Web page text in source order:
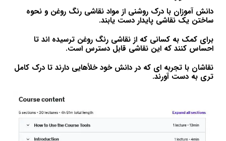
دانش آموزان با درک روشنی از مواد نقاشی رنگ روغن و نحوه
ساختن یک نقاشی پایدار دست یابند.
برای کمک به کسانی که از نقاشی رنگ روغن ترسیده اند تا
احساس کنند که این نقاشی قابل دسترس است.
نقاشان با تجربه ای که در دانش خود خلأهایی دارند تا درک کامل
تری به دست آورند.